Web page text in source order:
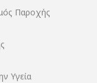
Παροχής
Υγεία